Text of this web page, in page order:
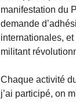
manifestation du
demande
internationales, et
militant
Chaque activité
j’ai participé, on